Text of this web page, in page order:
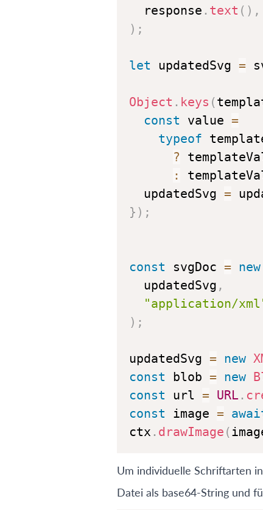
  response
. text ( ) ,
) ;
let updatedSvg =
Object . keys (
const value =
typeof
?
:
  updatedSvg
=
} ) ;
const svgDoc = new
  updatedSvg
,
"application/
) ;
updatedSvg = new
const blob = new
const url = URL .
const image =
ctx . drawImage (
Um individuelle Schriftarten
Datei als base64-String und